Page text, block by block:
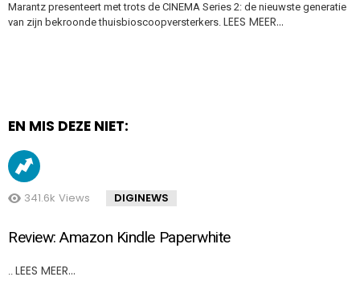
Marantz presenteert met trots de CINEMA Series 2: de nieuwste generatie
van zijn bekroonde thuisbioscoopversterkers. LEES MEER…
EN MIS DEZE NIET:
341.6k Views DIGINEWS
Review: Amazon Kindle Paperwhite
.. LEES MEER…